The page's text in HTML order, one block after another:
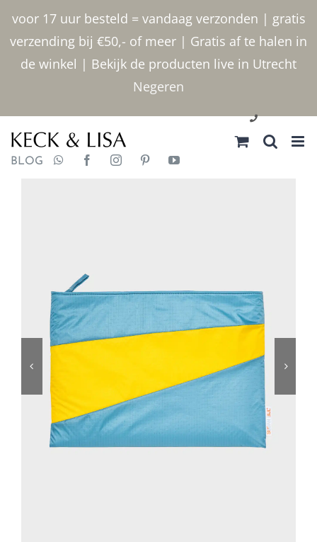
voor 17 uur besteld = vandaag verzonden | gratis
verzending bij €50,- of meer | Gratis af te halen in
de winkel | Bekijk de producten live in Utrecht
Negeren
inhoud
030 2400000
BLOG